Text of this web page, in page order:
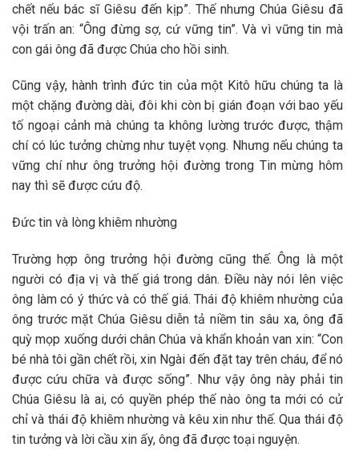
chết nếu bác sĩ Giêsu đến kịp”. Thế nhưng Chúa Giêsu đã
vội trấn an: “Ông đừng sợ, cứ vững tin”. Và vì vững tin mà
con gái ông đã được Chúa cho hồi sinh.
Cũng vậy, hành trình đức tin của một Kitô hữu chúng ta là
một chặng đường dài, đôi khi còn bị gián đoạn với bao yếu
tố ngoại cảnh mà chúng ta không lường trước được, thậm
chí có lúc tưởng chừng như tuyệt vọng. Nhưng nếu chúng ta
vững chí như ông trưởng hội đường trong Tin mừng hôm
nay thì sẽ được cứu độ.
Đức tin và lòng khiêm nhường
Trường hợp ông trưởng hội đường cũng thế. Ông là một
người có địa vị và thế giá trong dân. Điều này nói lên việc
ông làm có ý thức và có thế giá. Thái độ khiêm nhường của
ông trước mặt Chúa Giêsu diễn tả niềm tin sâu xa, ông đã
quỳ mọp xuống dưới chân Chúa và khẩn khoản van xin: “Con
bé nhà tôi gần chết rồi, xin Ngài đến đặt tay trên cháu, để nó
được cứu chữa và được sống”. Như vậy ông này phải tin
Chúa Giêsu là ai, có quyền phép thế nào ông ta mới có cử
chỉ và thái độ khiêm nhường và kêu xin như thế. Qua thái độ
tin tưởng và lời cầu xin ấy, ông đã được toại nguyện.